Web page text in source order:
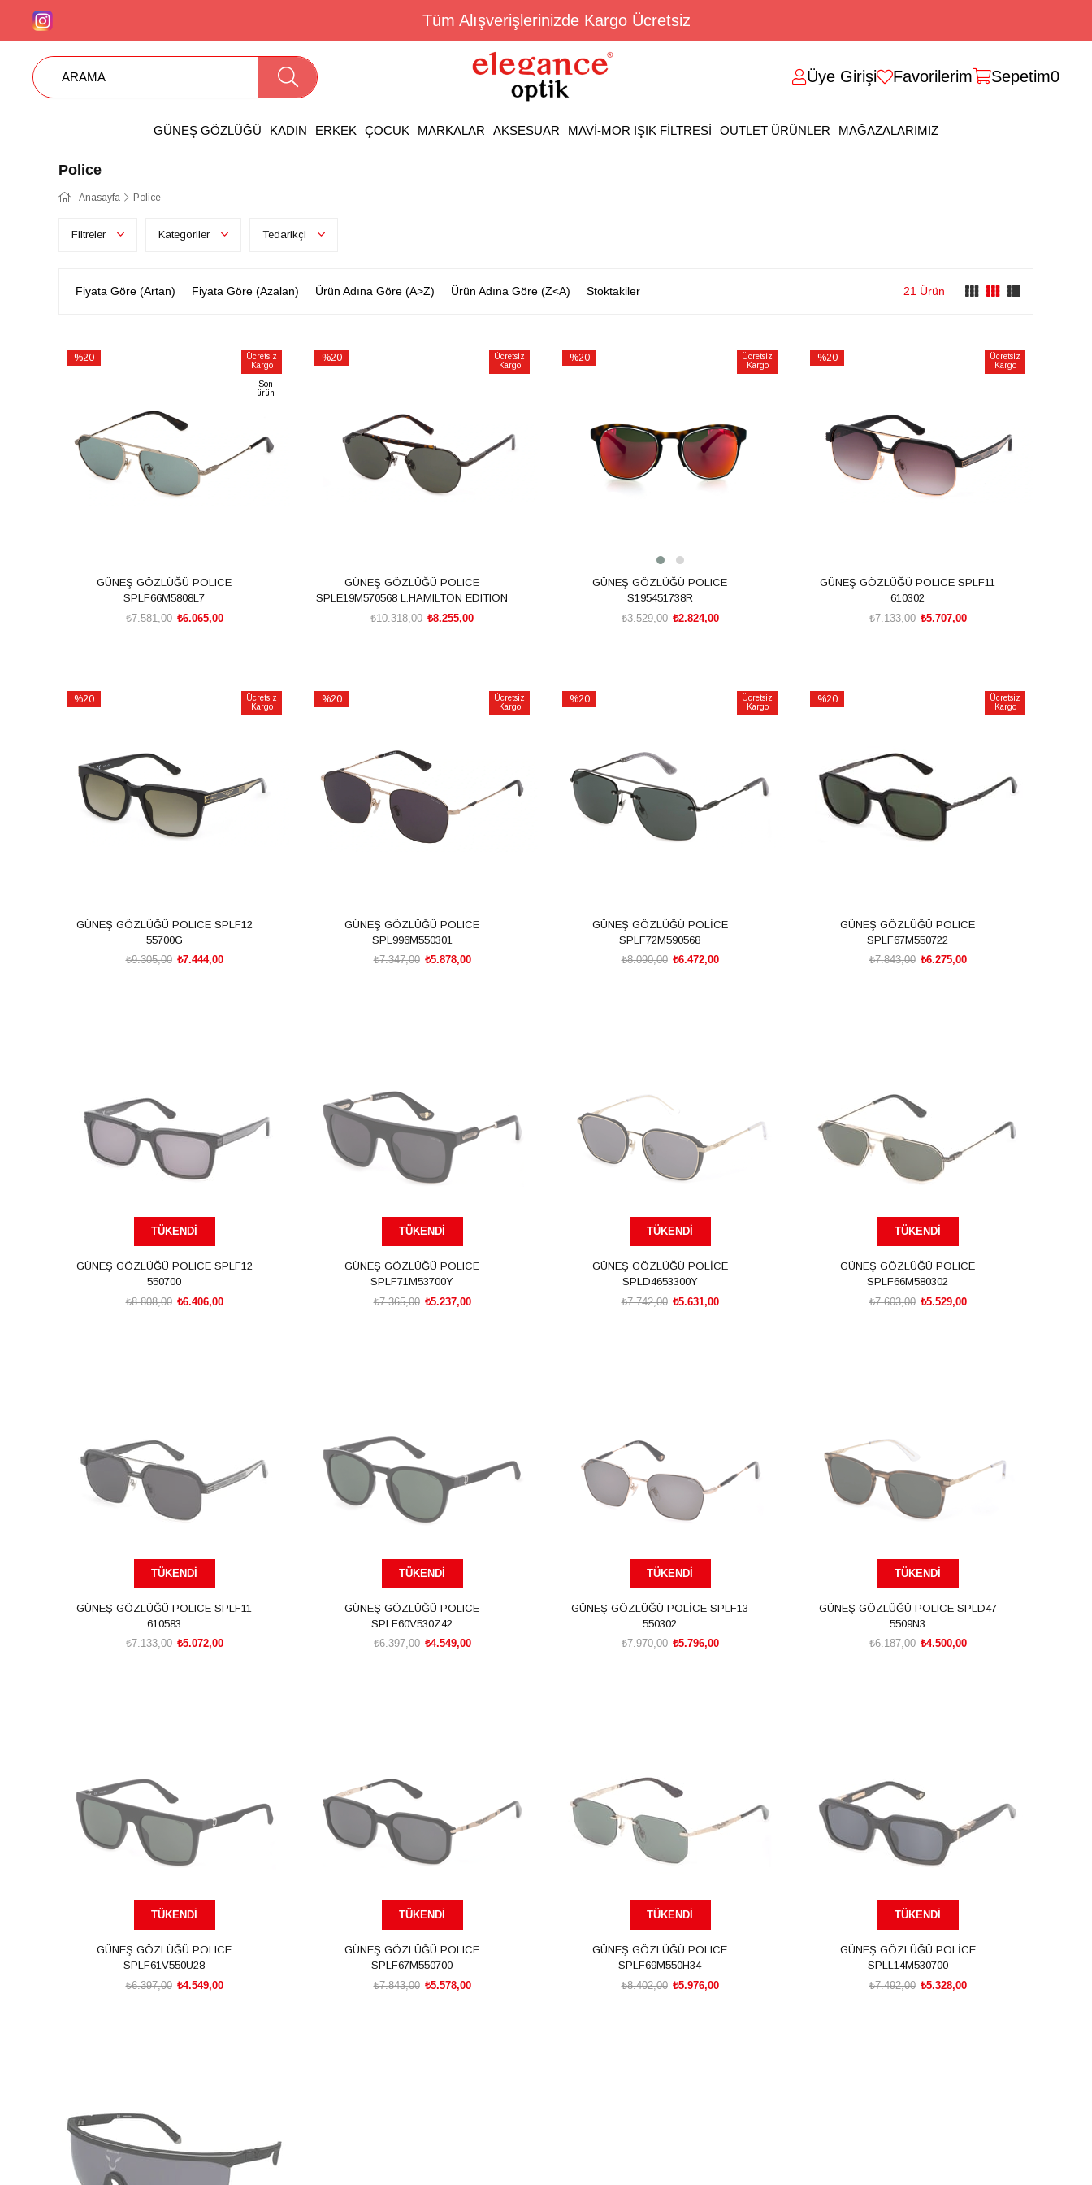
Tüm Alışverişlerinizde Kargo Ücretsiz
Üye Girişi Favorilerim Sepetim0
GÜNEŞ GÖZLÜĞÜ KADIN ERKEK ÇOCUK MARKALAR AKSESUAR MAVİ-MOR IŞIK FİLTRESİ OUTLET ÜRÜNLER MAĞAZALARIMIZ
Police
Anasayfa Police
Filtreler Kategoriler Tedarikçi
Fiyata Göre (Artan) Fiyata Göre (Azalan) Ürün Adına Göre (A>Z) Ürün Adına Göre (Z<A) Stoktakiler 21 Ürün
%20
Ücretsiz
Kargo
Son
ürün
GÜNEŞ GÖZLÜĞÜ POLICE
SPLF66M5808L7
₺6.065,00
₺7.581,00
%20
Ücretsiz
Kargo
GÜNEŞ GÖZLÜĞÜ POLICE
SPLE19M570568 L.HAMILTON EDITION
₺8.255,00
₺10.318,00
%20
Ücretsiz
Kargo
GÜNEŞ GÖZLÜĞÜ POLICE
S195451738R
₺2.824,00
₺3.529,00
%20
Ücretsiz
Kargo
GÜNEŞ GÖZLÜĞÜ POLICE SPLF11
610302
₺5.707,00
₺7.133,00
%20
Ücretsiz
Kargo
GÜNEŞ GÖZLÜĞÜ POLICE SPLF12
55700G
₺7.444,00
₺9.305,00
%20
Ücretsiz
Kargo
GÜNEŞ GÖZLÜĞÜ POLICE
SPL996M550301
₺5.878,00
₺7.347,00
%20
Ücretsiz
Kargo
GÜNEŞ GÖZLÜĞÜ POLİCE
SPLF72M590568
₺6.472,00
₺8.090,00
%20
Ücretsiz
Kargo
GÜNEŞ GÖZLÜĞÜ POLICE
SPLF67M550722
₺6.275,00
₺7.843,00
TÜKENDI
GÜNEŞ GÖZLÜĞÜ POLICE SPLF12
550700
₺6.406,00
₺8.808,00
TÜKENDI
GÜNEŞ GÖZLÜĞÜ POLICE
SPLF71M53700Y
₺5.237,00
₺7.365,00
TÜKENDI
GÜNEŞ GÖZLÜĞÜ POLİCE
SPLD4653300Y
₺5.631,00
₺7.742,00
TÜKENDI
GÜNEŞ GÖZLÜĞÜ POLICE
SPLF66M580302
₺5.529,00
₺7.603,00
TÜKENDI
GÜNEŞ GÖZLÜĞÜ POLICE SPLF11
610583
₺5.072,00
₺7.133,00
TÜKENDI
GÜNEŞ GÖZLÜĞÜ POLICE
SPLF60V530Z42
₺4.549,00
₺6.397,00
TÜKENDI
GÜNEŞ GÖZLÜĞÜ POLİCE SPLF13
550302
₺5.796,00
₺7.970,00
TÜKENDI
GÜNEŞ GÖZLÜĞÜ POLICE SPLD47
5509N3
₺4.500,00
₺6.187,00
TÜKENDI
GÜNEŞ GÖZLÜĞÜ POLICE
SPLF61V550U28
₺4.549,00
₺6.397,00
TÜKENDI
GÜNEŞ GÖZLÜĞÜ POLICE
SPLF67M550700
₺5.578,00
₺7.843,00
TÜKENDI
GÜNEŞ GÖZLÜĞÜ POLICE
SPLF69M550H34
₺5.976,00
₺8.402,00
TÜKENDI
GÜNEŞ GÖZLÜĞÜ POLİCE
SPLL14M530700
₺5.328,00
₺7.492,00